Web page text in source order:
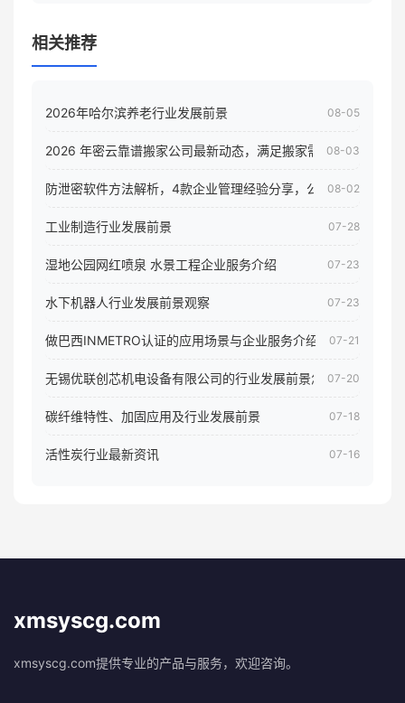
相关推荐
2026年哈尔滨养老行业发展前景 08-05
2026 年密云靠谱搬家公司最新动态，满足搬家需求！08-03
防泄密软件方法解析，4款企业管理经验分享，公司员工电脑核
08-02
工业制造行业发展前景 07-28
湿地公园网红喷泉 水景工程企业服务介绍 07-23
水下机器人行业发展前景观察 07-23
做巴西INMETRO认证的应用场景与企业服务介绍 07-21
无锡优联创芯机电设备有限公司的行业发展前景怎样07-20
碳纤维特性、加固应用及行业发展前景 07-18
活性炭行业最新资讯 07-16
xmsyscg.com
xmsyscg.com提供专业的产品与服务，欢迎咨询。